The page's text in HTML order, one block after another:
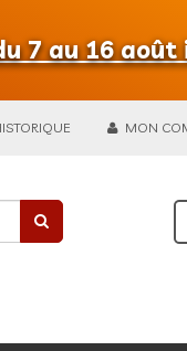
7 au 16 août
MON